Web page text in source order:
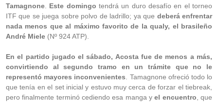
Tamagnone
Este domingo tendrá un duro desafío en el torneo
ITF que se juega sobre polvo de ladrillo; ya que deberá enfrentar
nada menos que al máximo favorito de la qualy, el brasileño
André Miele (Nº 924 ATP).
En el partido jugado el sábado, Acosta fue de menos a más,
convirtiendo al segundo tramo en un trámite que no le
representó mayores inconvenientes . Tamagnone ofreció todo lo
que tenía en el set inicial y estuvo muy cerca de forzar el tiebreak,
pero finalmente terminó cediendo esa manga yel encuentro , que